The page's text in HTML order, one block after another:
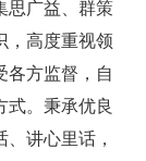
思广益、群策
，高度重视领
各方监督，自
式。秉承优良
讲心里话，